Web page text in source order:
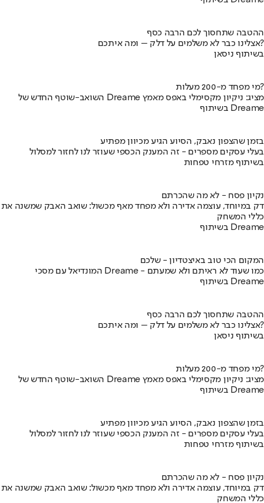
ההטבה שתחסוך לכם הרבה כסף
אצלינו כבר לא משלמים על דלק – ומה איתכם?
בשיתוף ניסאן
מי מפחד מ-200 מעלות?
השואב-שוטף החדש של Dreame מציג: ניקיון מקסימלי באפס מאמץ
בשיתוף Dreame
בזמן שהצפון נאבק, הסיוע הגיע מכיוון מפתיע
בעלי עסקים מספרים - זה המענק הכספי שעוזר לנו לחזור למסלול
בשיתוף מזרחי טפחות
נקיון פסח - לא מה שהכרתם
דק במיוחד, עוצמה אדירה ולא מפחד מאף מכשול: שואב האבק שמשנה את
כללי המשחק
בשיתוף Dreame
המקום הכי טוב באיצטדיון - שלכם
המונדיאל עם מסכי Dreame - כמו שעוד לא ראיתם ולא שמעתם
בשיתוף Dreame
ההטבה שתחסוך לכם הרבה כסף
אצלינו כבר לא משלמים על דלק – ומה איתכם?
בשיתוף ניסאן
מי מפחד מ-200 מעלות?
השואב-שוטף החדש של Dreame מציג: ניקיון מקסימלי באפס מאמץ
בשיתוף Dreame
בזמן שהצפון נאבק, הסיוע הגיע מכיוון מפתיע
בעלי עסקים מספרים - זה המענק הכספי שעוזר לנו לחזור למסלול
בשיתוף מזרחי טפחות
נקיון פסח - לא מה שהכרתם
דק במיוחד, עוצמה אדירה ולא מפחד מאף מכשול: שואב האבק שמשנה את
כללי המשחק